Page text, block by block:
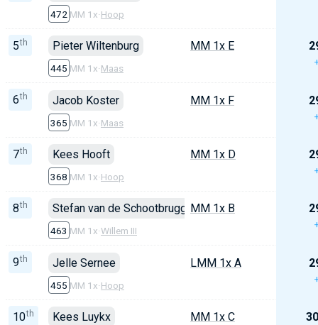
472 MM 1x·Hoop
5th Pieter Wiltenburg
445 MM 1x·Maas
MM 1x E
6th Jacob Koster
365 MM 1x·Maas
MM 1x F
7th Kees Hooft
368 MM 1x·Hoop
MM 1x D
8th Stefan van de Schootbrugge
463 MM 1x·Willem III
MM 1x B
9th Jelle Sernee
455 MM 1x·Hoop
LMM 1x A
10th Kees Luykx MM 1x C